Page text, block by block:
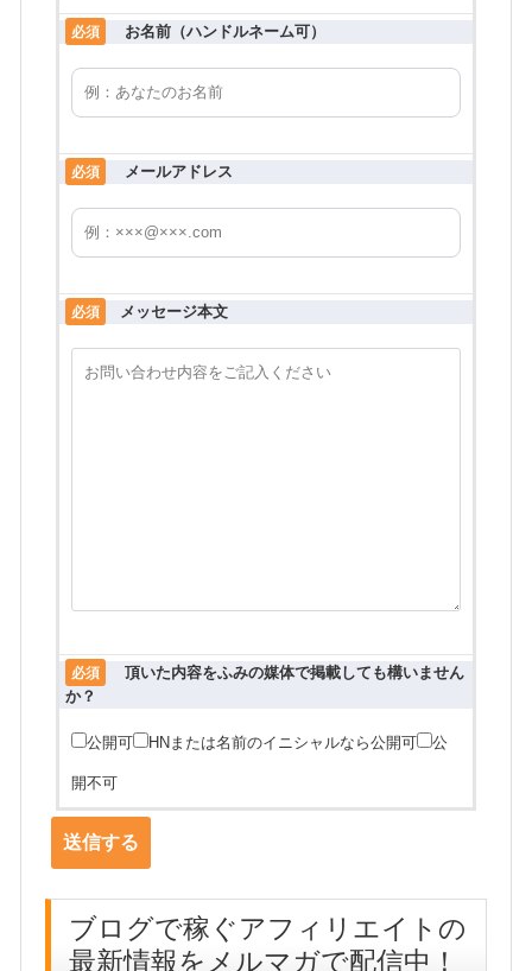
必須 お名前（ハンドルネーム可）
必須 メールアドレス
必須 メッセージ本文
必須
頂いた内容をふみの媒体で掲載しても構いません
か？
公開可 HNまたは名前のイニシャルなら公開可 公
開不可
ブログで稼ぐアフィリエイトの
最新情報をメルマガで配信中！